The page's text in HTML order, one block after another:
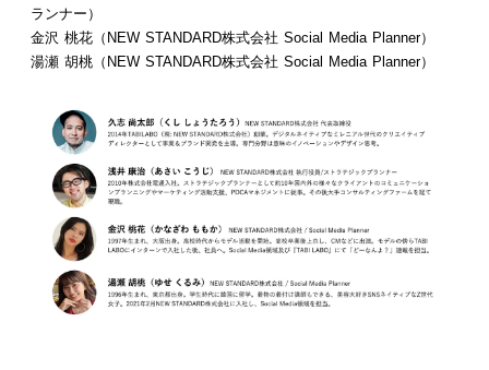
ランナー）
金沢 桃花（NEW STANDARD株式会社 Social Media Planner）
湯瀬 胡桃（NEW STANDARD株式会社 Social Media Planner）